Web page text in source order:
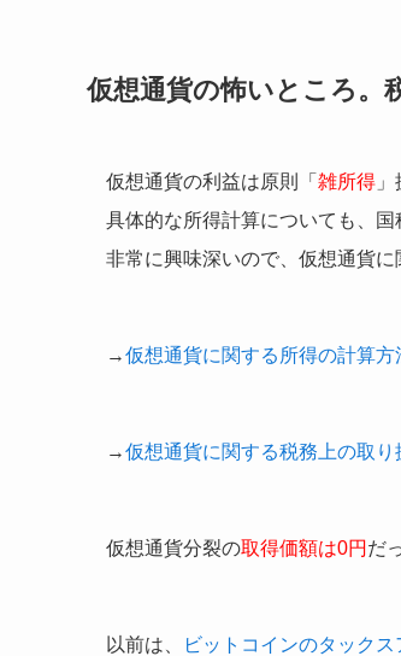
仮想通貨の怖いところ。
仮想通貨の利益は原則「 雑所得
具体的な所得計算についても、国
非常に興味深いので、仮想通貨に
→仮想通貨に関する所得の計算方
→仮想通貨に関する税務上の取り
仮想通貨分裂の取得価額は0円 だ
以前は、 ビットコインのタックス